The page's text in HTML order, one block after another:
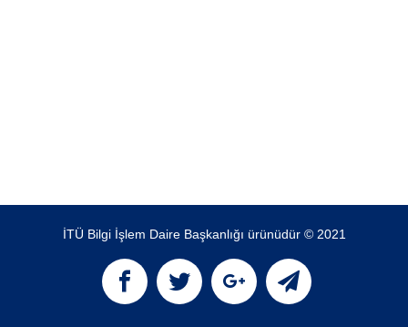
İTÜ Bilgi İşlem Daire Başkanlığı ürünüdür © 2021